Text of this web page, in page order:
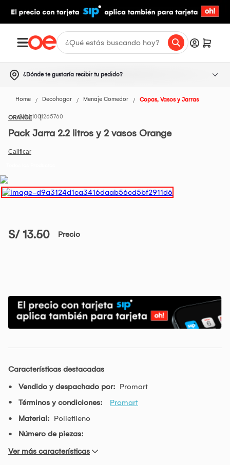
¿Dónde te gustaría recibir tu pedido?
Home Decohogar Menaje Comedor Copas, Vasos y Jarras
ORANGE1001265760
Pack Jarra 2.2 litros y 2 vasos Orange
S/ 13.50 Precio
Características destacadas
Vendido y despachado por: Promart
Términos y condiciones:
Promart
Material: Polietileno
Número de piezas:
Ver más características